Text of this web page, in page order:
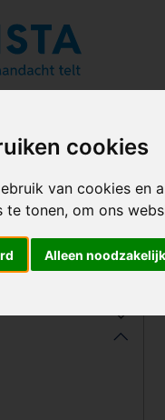
cookies
van cookies en
te tonen, om ons
Alleen noodzakelijk